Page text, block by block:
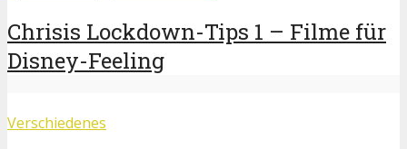
Chrisis Lockdown-Tips 1 – Filme für
Disney-Feeling
Verschiedenes